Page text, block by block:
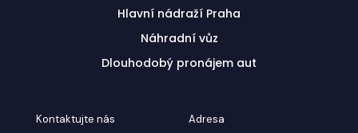
Hlavní nádraží Praha
Náhradní vůz
Dlouhodobý pronájem aut
Kontaktujte nás Adresa